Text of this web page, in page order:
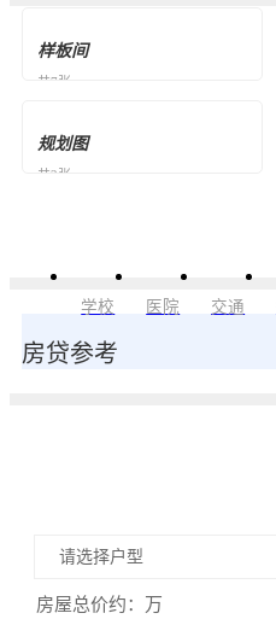
样板间
共7张
规划图
共2张
学校 医院 交通
房贷参考
请选择户型
房屋总价约： 万